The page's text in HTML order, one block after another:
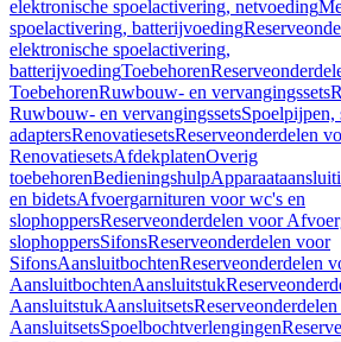
elektronische spoelactivering, netvoeding
spoelactivering, batterijvoeding
elektronische spoelactivering,
batterijvoedingToebehoren
ToebehorenRuwbouw- en vervangingssets
Ruwbouw- en vervangingssetsSpoelpijpen,
adaptersRenovatiesetsReserveonderdelen
RenovatiesetsAfdekplatenOverig
toebehorenBedieningshulp
en bidetsAfvoergarnituren voor wc's en
slophoppersReserveonderdelen voor
slophoppersSifonsReserveonderdelen voor
SifonsAansluitbochtenReserveonderdelen
AansluitbochtenAansluitstuk
AansluitstukAansluitsets
AansluitsetsSpoelbochtverlengingen